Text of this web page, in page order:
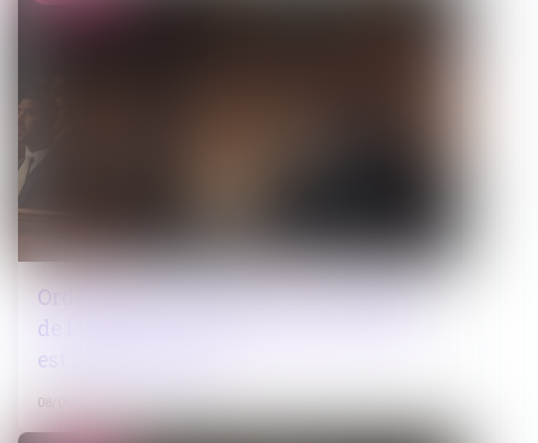
Ordonnance de protection et audition
de l'enfant : une motivation du refus
est indispensable
08/06/2026